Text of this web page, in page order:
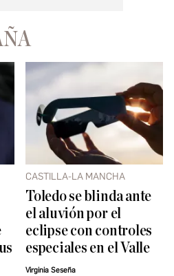
CASTILLA-LA MANCHA
Toledo se blinda ante
el aluvión por el
eclipse con controles
especiales en el Valle
Virginia Seseña